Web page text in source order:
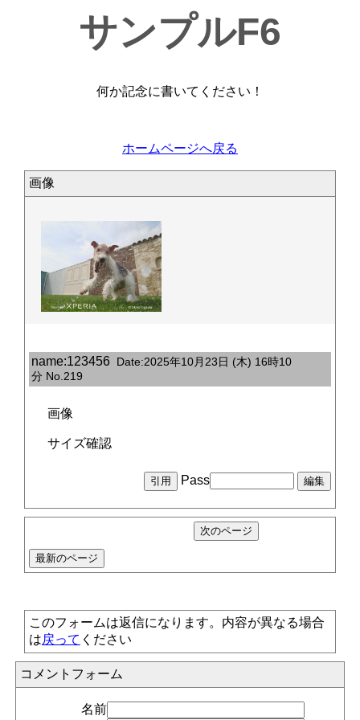
サンプルF6
何か記念に書いてください！
ホームページへ戻る
画像
name:123456 Date:2025年10月23日 (木) 16時10
分 No.219
画像
サイズ確認
Pass
このフォームは返信になります。内容が異なる場合
は戻って ください
コメントフォーム
名前